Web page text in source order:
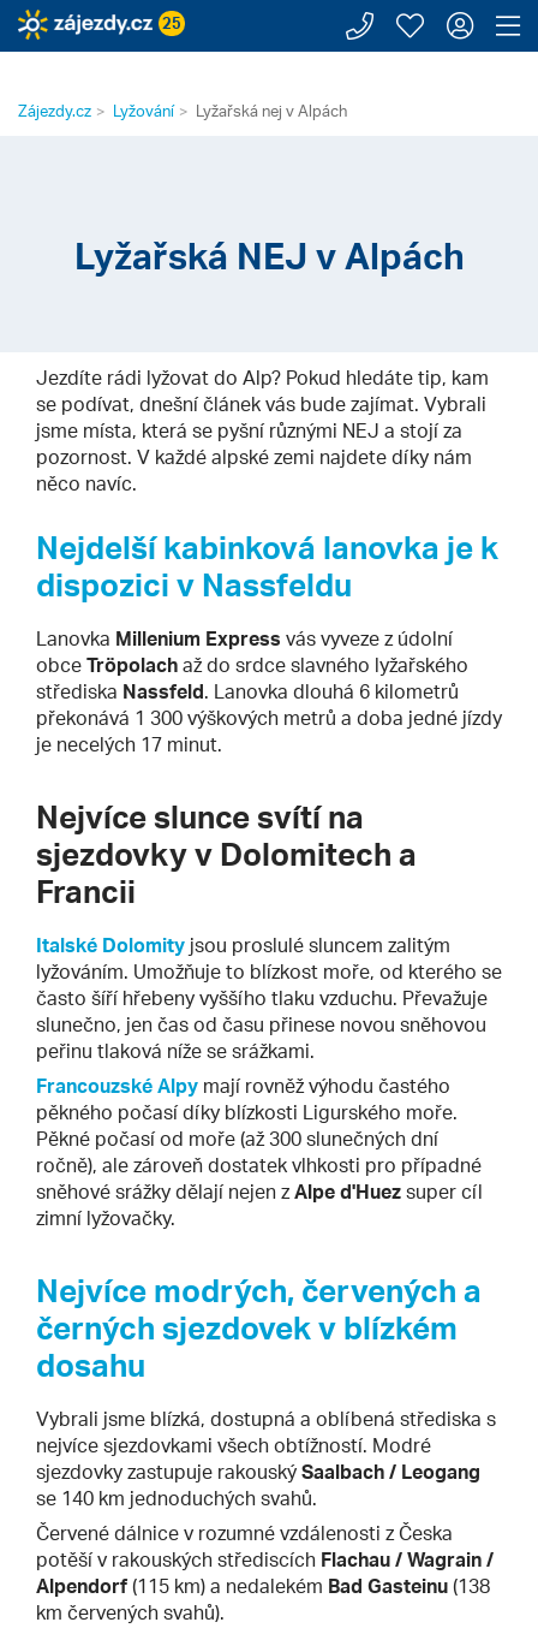
25 Zavolejte
Moje
Zájezdy.cz Lyžování Lyžařská nej v Alpách
Lyžařská NEJ v Alpách
Jezdíte rádi lyžovat do Alp? Pokud hledáte tip, kam
se podívat, dnešní článek vás bude zajímat. Vybrali
jsme místa, která se pyšní různými NEJ a stojí za
pozornost. V každé alpské zemi najdete díky nám
něco navíc.
Nejdelší kabinková lanovka je k
dispozici v Nassfeldu
Lanovka Millenium Express vás vyveze z údolní
obce Tröpolach až do srdce slavného lyžařského
střediska Nassfeld. Lanovka dlouhá 6 kilometrů
překonává 1 300 výškových metrů a doba jedné jízdy
je necelých 17 minut.
Nejvíce slunce svítí na
sjezdovky v Dolomitech a
Francii
Italské Dolomity jsou proslulé sluncem zalitým
lyžováním. Umožňuje to blízkost moře, od kterého se
často šíří hřebeny vyššího tlaku vzduchu. Převažuje
slunečno, jen čas od času přinese novou sněhovou
peřinu tlaková níže se srážkami.
Francouzské Alpy mají rovněž výhodu častého
pěkného počasí díky blízkosti Ligurského moře.
Pěkné počasí od moře (až 300 slunečných dní
ročně), ale zároveň dostatek vlhkosti pro případné
sněhové srážky dělají nejen zAlpe d'Huez super cíl
zimní lyžovačky.
Nejvíce modrých, červených a
černých sjezdovek v blízkém
dosahu
Vybrali jsme blízká, dostupná a oblíbená střediska s
nejvíce sjezdovkami všech obtížností. Modré
sjezdovky zastupuje rakouský Saalbach / Leogang
se 140 km jednoduchých svahů.
Červené dálnice v rozumné vzdálenosti z Česka
potěší v rakouských střediscích Flachau / Wagrain /
Alpendorf (115 km) a nedalekém Bad Gasteinu (138
km červených svahů).